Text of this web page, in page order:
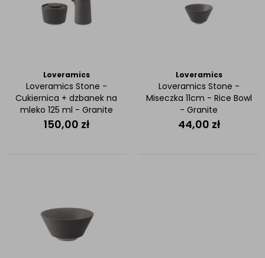
Loveramics
Loveramics Stone -
Cukiernica + dzbanek na
mleko 125 ml - Granite
150,00 zł
Loveramics
Loveramics Stone -
Miseczka 11cm - Rice Bowl
- Granite
44,00 zł